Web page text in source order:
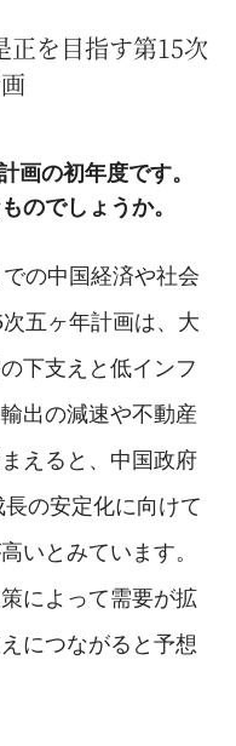
正を目指す第15次
画の初年度です。
のでしょうか。
の中国経済や社会
五ヶ年計画は、大
下支えと低インフ
出の減速や不動産
えると、中国政府
の安定化に向けて
いとみています。
によって需要が拡
につながると予想